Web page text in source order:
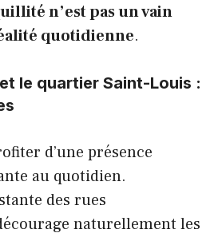
n’est pas un vain
quotidienne.
le quartier Saint-Louis :
d’une présence
au quotidien.
des rues
naturellement les